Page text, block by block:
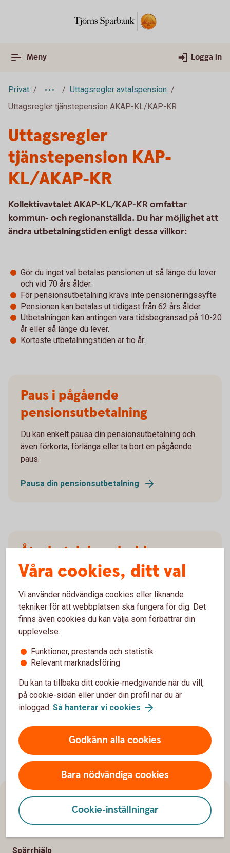
Meny Logga in
Privat
Uttagsregler avtalspension
Uttagsregler tjänstepension AKAP-KL/KAP-KR
Uttagsregler
tjänstepension KAP-
KL/AKAP-KR
Kollektivavtalet AKAP-KL/KAP-KR omfattar
kommun- och regionanställda. Du har möjlighet att
ändra utbetalningstiden enligt dessa villkor:
Gör du inget val betalas pensionen ut så länge du lever
och vid 70 års ålder.
För pensionsutbetalning krävs inte pensioneringssyfte
Pensionen kan betalas ut tidigast från 62 års ålder.
Utbetalningen kan antingen vara tidsbegränsad på 10-20
år eller så länge du lever.
Kortaste utbetalningstiden är tio år.
Paus i pågående
pensionsutbetalning
Du kan enkelt pausa din pensionsutbetalning och
även förkorta, förlänga eller ta bort en pågående
paus.
Pausa din pensionsutbetalning
Återbetalningsskydd
Behöver du återbetalningsskydd?
Blankett återbetalningsskydd (pdf)
Ansök
Blankett för utbetalning (pdf)
Våra cookies, ditt val
Vi använder nödvändiga cookies eller liknande
tekniker för att webbplatsen ska fungera för dig. Det
finns även cookies du kan välja som förbättrar din
upplevelse:
Funktioner, prestanda och statistik
Relevant marknadsföring
Du kan ta tillbaka ditt cookie-medgivande när du vill,
på cookie-sidan eller under din profil när du är
inloggad. Så hanterar vi cookies .
Godkänn alla cookies
Bara nödvändiga cookies
Cookie-inställningar
Sidfot
Hitta snabbt
Spärrhjälp